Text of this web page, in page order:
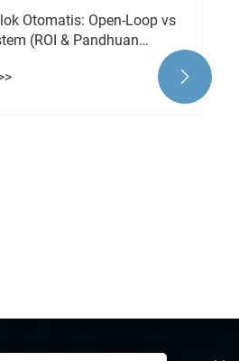
Sukses ZCJK ing
